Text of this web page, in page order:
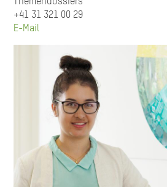
+41 31 321 00 29
E-Mail